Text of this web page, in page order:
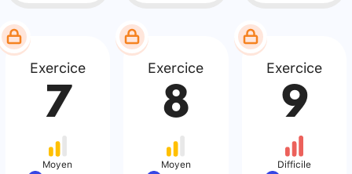
Exercice
7
Moyen
Exercice
8
Moyen
Exercice
9
Difficile